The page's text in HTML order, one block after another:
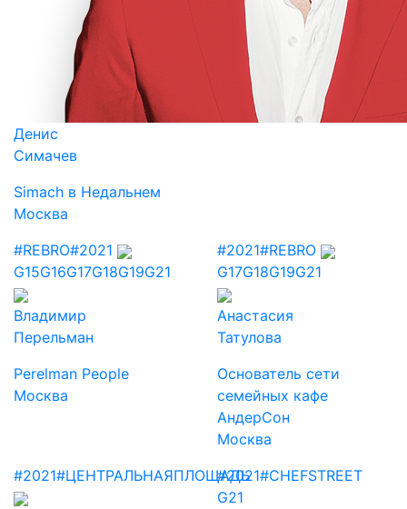
Денис
Симачев
Simach в Недальнем
Москва
#REBRO#2021
G15G16G17G18G19G21
Владимир
Перельман
Perelman People
Москва
#2021#REBRO
G17G18G19G21
Анастасия
Татулова
Основатель сети
семейных кафе
АндерСон
Москва
#2021#ЦЕНТРАЛЬНАЯПЛОЩАДЬ
#2021#CHEFSTREET
G21